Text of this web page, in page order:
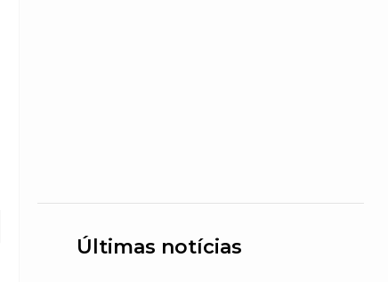
Últimas notícias